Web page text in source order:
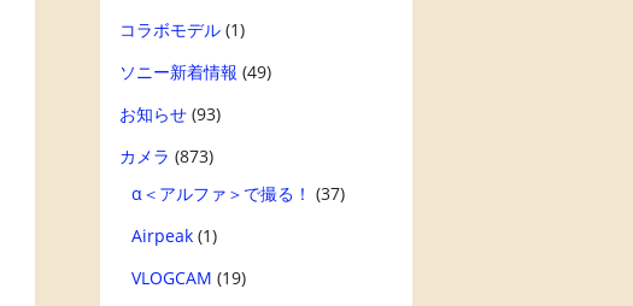
コラボモデル(1)
ソニー新着情報 (49)
お知らせ(93)
カメラ (873)
α＜アルファ＞で撮る！ (37)
Airpeak(1)
VLOGCAM (19)